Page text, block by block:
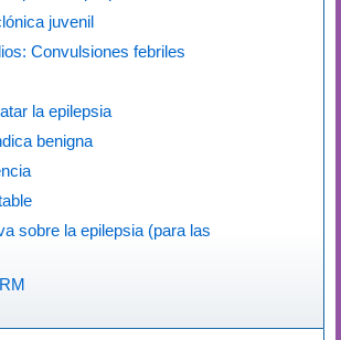
juvenil
Convulsiones febriles
la epilepsia
benigna
sobre la epilepsia (para las